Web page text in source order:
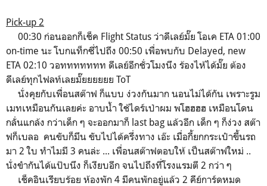
Pick-up 2
00:30 ก่อนออกก็เช็ค Flight Status ว่าดีเลย์มั๊ย โอเค ETA 01:00
on-time นะ โบกแท็กซี่ไปถึง 00:50 เพื่อพบกับ Delayed, new
ETA 02:10 วอททททททท ดีเลย์อีกชั่วโมงนึง ร้องไห้ได้มั๊ย ต้อง
ดีเลย์ทุกไฟลท์เลยมั๊ยยยยยย ToT
นั่งคุยกับเพื่อนสต๊าฟ ก็แบบ ง่วงกันมาก นอนไม่ได้กัน เพราะรูม
เมทเหมือนกันเลยค่ะ อาบน้ำ ใช้ไดร์เป่าผม พโฮฮฮฮ เหมือนโดน
กลั่นแกล้ง กว่าเด็ก ๆ จะออกมาก็ last bag แล้วอีก เด็ก ๆ ก็ง่วง สต๊า
ฟก็เบลอ คนขับก็มึน ขับไปได้ครึ่งทาง เอ๊ะ เมื่อกี้ยกกระเป๋าขึ้นรถ
มา 2 ใบ ทำไมมี 3 คนล่ะ ... เพื่อนสต๊าฟตอบให้ เป็นสต๊าฟใหม่ ..
นั่งขำกันได้แป๊บนึง ก็เงียบอีก จนไปถึงที่โรงแรมตี 2 กว่า ๆ
เช็คอินเรียบร้อย ห้องพัก 4 มีคนพักอยู่แล้ว 2 คีย์การ์ดหมด